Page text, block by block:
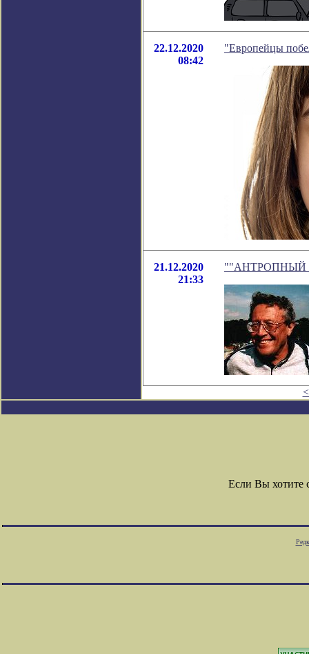
22.12.2020
08:42
"Европейцы
21.12.2020
21:33
""АНТРОПНЫЙ
Если Вы хотите